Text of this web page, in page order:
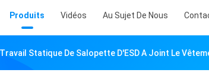
Produits Vidéos Au Sujet De Nous
Statique De Salopette D'ESD A Joint Le